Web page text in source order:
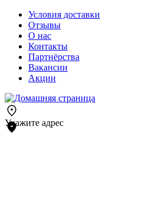
Условия доставки
Отзывы
О нас
Контакты
Партнёрства
Вакансии
Акции
Укажите адрес